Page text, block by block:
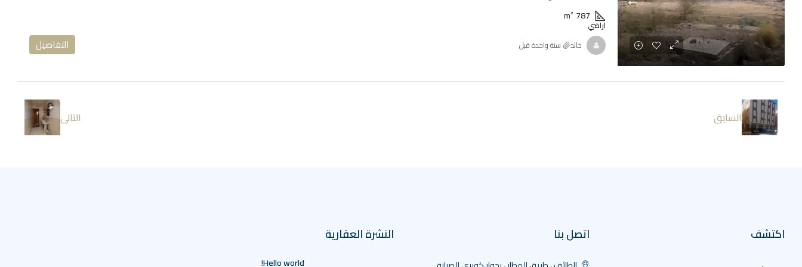
787
m²
اراضي
التفاصيل خالد ‏سنة واحدة قبل
السابق التالى
اكتشف اتصل بنا النشرة العقارية
Hello world!